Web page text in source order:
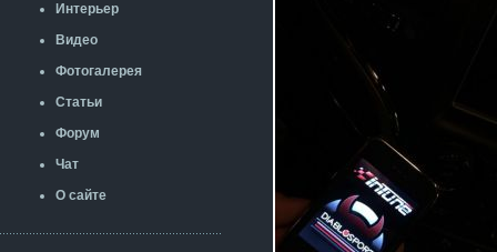
Интерьер
Видео
Фотогалерея
Статьи
Форум
Чат
О сайте